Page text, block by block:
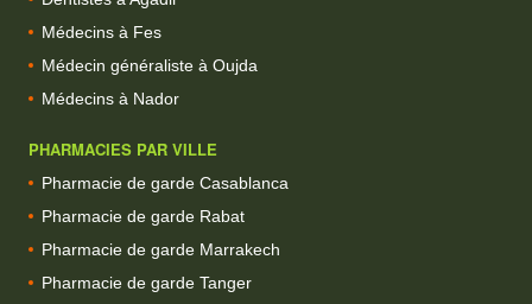
Médecins à Fes
Médecin généraliste à Oujda
Médecins à Nador
PHARMACIES PAR VILLE
Pharmacie de garde Casablanca
Pharmacie de garde Rabat
Pharmacie de garde Marrakech
Pharmacie de garde Tanger